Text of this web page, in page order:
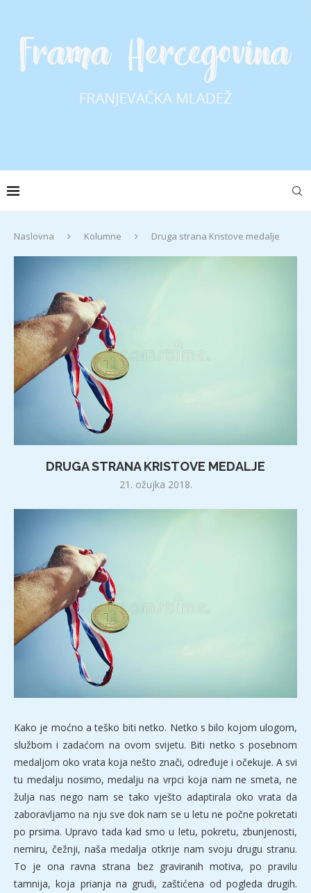
Naslovna Kolumne Druga strana Kristove medalje
DRUGA STRANA KRISTOVE MEDALJE
21. ožujka 2018.
Kako je moćno a teško biti netko. Netko s bilo kojom ulogom,
službom i zadaćom na ovom svijetu. Biti netko s posebnom
medaljom oko vrata koja nešto znači, određuje i očekuje. A svi
tu medalju nosimo, medalju na vrpci koja nam ne smeta, ne
žulja nas nego nam se tako vješto adaptirala oko vrata da
zaboravljamo na nju sve dok nam se u letu ne počne pokretati
po prsima. Upravo tada kad smo u letu, pokretu, zbunjenosti,
nemiru, čežnji, naša medalja otkrije nam svoju drugu stranu.
To je ona ravna strana bez graviranih motiva, po pravilu
tamnija, koja prianja na grudi, zaštićena od pogleda drugih.